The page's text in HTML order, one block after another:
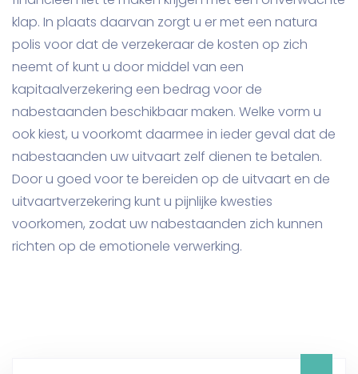
klap. In plaats daarvan zorgt u er met een natura
polis voor dat de verzekeraar de kosten op zich
neemt of kunt u door middel van een
kapitaalverzekering een bedrag voor de
nabestaanden beschikbaar maken. Welke vorm u
ook kiest, u voorkomt daarmee in ieder geval dat de
nabestaanden uw uitvaart zelf dienen te betalen.
Door u goed voor te bereiden op de uitvaart en de
uitvaartverzekering kunt u pijnlijke kwesties
voorkomen, zodat uw nabestaanden zich kunnen
richten op de emotionele verwerking.